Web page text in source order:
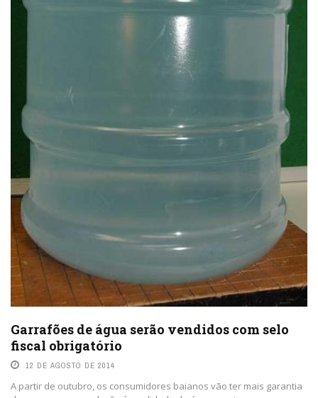
Garrafões de água serão vendidos com selo
fiscal obrigatório
12 DE AGOSTO DE 2014
A partir de outubro, os consumidores baianos vão ter mais garantia